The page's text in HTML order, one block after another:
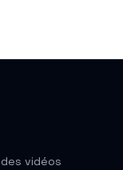
vidéos